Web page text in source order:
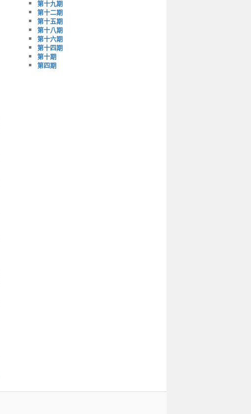
第十九期
第十二期
第十五期
第十八期
第十六期
第十四期
第十期
第四期